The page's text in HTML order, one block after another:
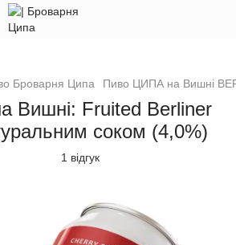
Броварня Ципа Пиво ЦИПА на Вишні
Вишні: Fruited Berliner
соком (4,0%)
1 відгук